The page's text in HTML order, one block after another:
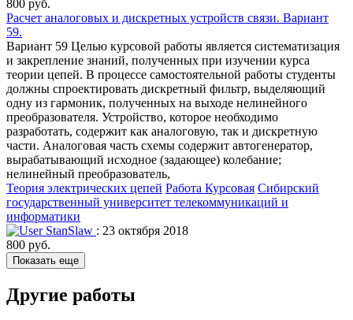
800 руб.
Расчет аналоговых и дискретных устройств связи. Вариант
59.
Вариант 59 Целью курсовой работы является систематизация
и закрепление знаний, полученных при изучении курса
теории цепей. В процессе самостоятельной работы студенты
должны спроектировать дискретный фильтр, выделяющий
одну из гармоник, полученных на выходе нелинейного
преобразователя. Устройство, которое необходимо
разработать, содержит как аналоговую, так и дискретную
части. Аналоговая часть схемы содержит автогенератор,
вырабатывающий исходное (задающее) колебание;
нелинейный преобразователь,
Теория электрических цепей Работа Курсовая Сибирский
государственный университет телекоммуникаций и
информатики
StanSlaw : 23 октября 2018
800 руб.
Показать еще
Другие работы